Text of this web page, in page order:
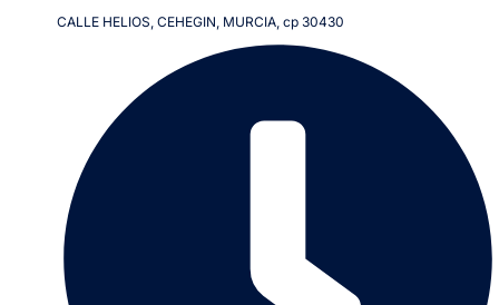
CALLE HELIOS, CEHEGIN, MURCIA, cp 30430